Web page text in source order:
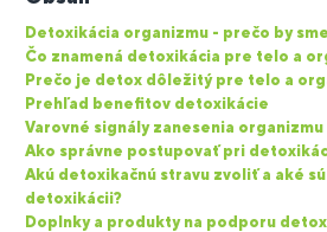
Detoxikácia organizmu - prečo by
Čo znamená detoxikácia pre telo a
Prečo je detox dôležitý pre telo a
Prehľad benefitov detoxikácie
Varovné signály zanesenia organizmu
Ako správne postupovať pri
Akú detoxikačnú stravu zvoliť a aké
detoxikácii?
Doplnky a produkty na podporu